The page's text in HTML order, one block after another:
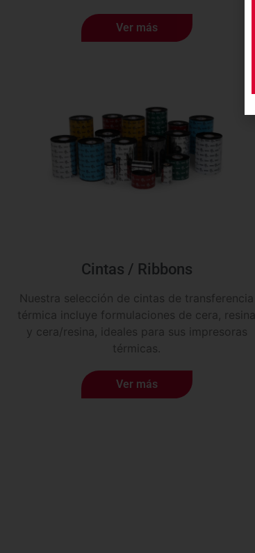
Ver más
Cintas / Ribbons
Nuestra selección de cintas de transferencia
térmica incluye formulaciones de cera, resina
y cera/resina, ideales para sus impresoras
térmicas.
Ver más